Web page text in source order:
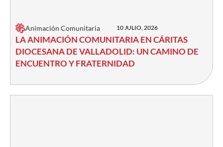
Animación Comunitaria 10 JULIO, 2026
LA ANIMACIÓN COMUNITARIA EN CÁRITAS
DIOCESANA DE VALLADOLID: UN CAMINO DE
ENCUENTRO Y FRATERNIDAD